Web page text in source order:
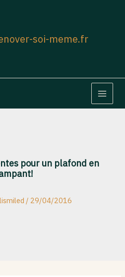
soi-meme.fr
MAIN
pour un plafond en
/ 29/04/2016